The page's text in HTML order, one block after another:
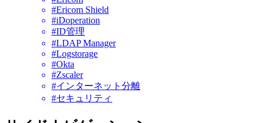
#Ericom Shield
#iDoperation
#ID管理
#LDAP Manager
#Logstorage
#Okta
#Zscaler
#インターネット分離
#セキュリティ